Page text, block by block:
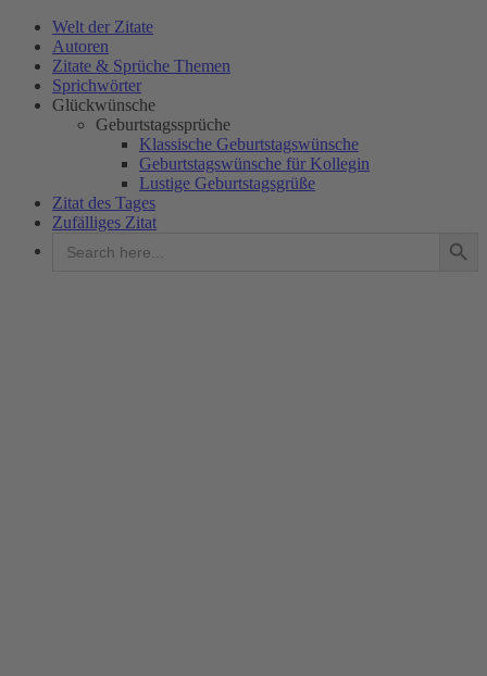
Welt der Zitate
Autoren
Zitate & Sprüche Themen
Sprichwörter
Glückwünsche
Geburtstagssprüche
Klassische Geburtstagswünsche
Geburtstagswünsche für Kollegin
Lustige Geburtstagsgrüße
Zitat des Tages
Zufälliges Zitat
for: